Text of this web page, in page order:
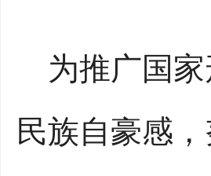
为推广国家
民族自豪感